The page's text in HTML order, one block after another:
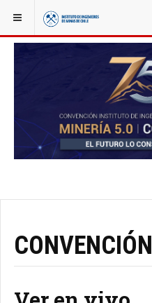
YOU ARE HERE: NOTICIAS